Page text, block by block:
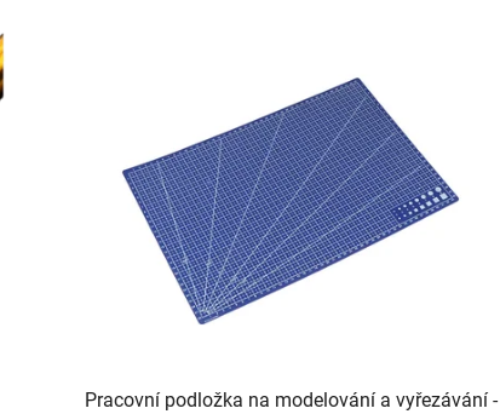
Pracovní podložka na modelování a vyřezávání -